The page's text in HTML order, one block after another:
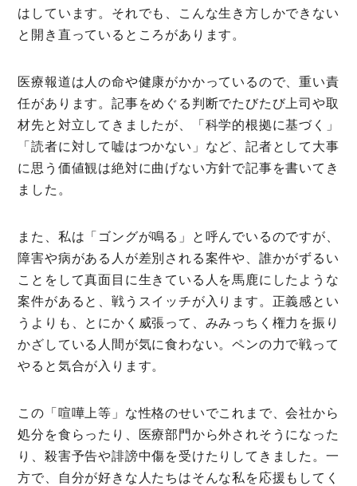
はしています。それでも、こんな生き方しかできない
と開き直っているところがあります。
医療報道は人の命や健康がかかっているので、重い責
任があります。記事をめぐる判断でたびたび上司や取
材先と対立してきましたが、「科学的根拠に基づく」
「読者に対して嘘はつかない」など、記者として大事
に思う価値観は絶対に曲げない方針で記事を書いてき
ました。
また、私は「ゴングが鳴る」と呼んでいるのですが、
障害や病がある人が差別される案件や、誰かがずるい
ことをして真面目に生きている人を馬鹿にしたような
案件があると、戦うスイッチが入ります。正義感とい
うよりも、とにかく威張って、みみっちく権力を振り
かざしている人間が気に食わない。ペンの力で戦って
やると気合が入ります。
この「喧嘩上等」な性格のせいでこれまで、会社から
処分を食らったり、医療部門から外されそうになった
り、殺害予告や誹謗中傷を受けたりしてきました。一
方で、自分が好きな人たちはそんな私を応援もしてく